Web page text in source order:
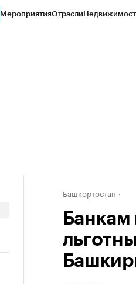
МероприятияОтрасли
Башкортостан